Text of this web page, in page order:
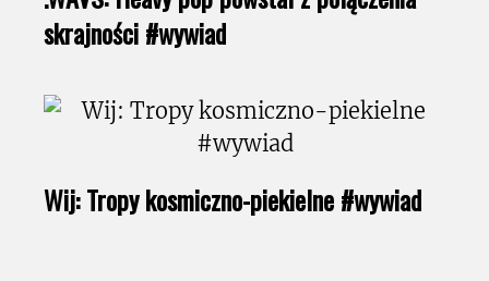
skrajności #wywiad
Wij: Tropy kosmiczno-piekielne #wywiad